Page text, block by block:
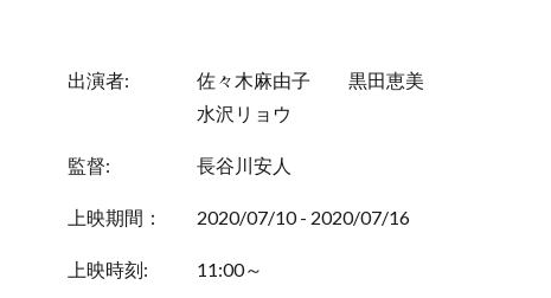
出演者: 佐々木麻由子
黒田恵美
水沢リョウ
監督: 長谷川安人
上映期間： 2020/07/10 - 2020/07/16
上映時刻: 11:00～